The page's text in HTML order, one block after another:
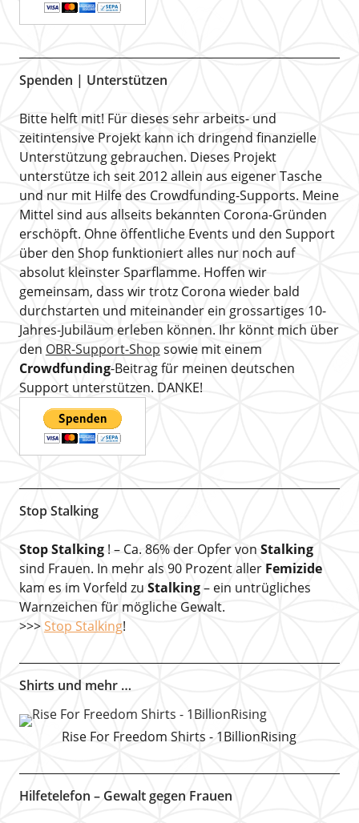
Spenden | Unterstützen
Bitte helft mit! Für dieses sehr arbeits- und
zeitintensive Projekt kann ich dringend finanzielle
Unterstützung gebrauchen. Dieses Projekt
unterstütze ich seit 2012 allein aus eigener Tasche
und nur mit Hilfe des Crowdfunding-Supports. Meine
Mittel sind aus allseits bekannten Corona-Gründen
erschöpft. Ohne öffentliche Events und den Support
über den Shop funktioniert alles nur noch auf
absolut kleinster Sparflamme. Hoffen wir
gemeinsam, dass wir trotz Corona wieder bald
durchstarten und miteinander ein grossartiges 10-
Jahres-Jubiläum erleben können. Ihr könnt mich über
den OBR-Support-Shop sowie mit einem
Crowdfunding-Beitrag für meinen deutschen
Support unterstützen. DANKE!
Stop Stalking
Stop Stalking! – Ca. 86% der Opfer von Stalking
sind Frauen. In mehr als 90 Prozent aller Femizide
kam es im Vorfeld zu Stalking– ein untrügliches
Warnzeichen für mögliche Gewalt.
>>> Stop Stalking!
Shirts und mehr …
Rise For Freedom Shirts - 1BillionRising
Hilfetelefon – Gewalt gegen Frauen